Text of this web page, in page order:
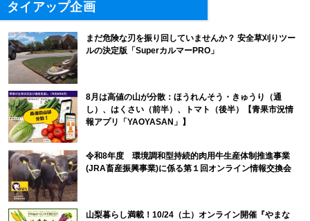
タイアップ企画
まだ危険な刃を振り回していませんか？ 安全草刈りツー
ルの決定版「SuperカルマーPRO」
8月は高値の山が分散：ほうれんそう・きゅうり（通
し）、はくさい（前半）、トマト（後半）【青果市況情
報アプリ「YAOYASAN」】
令和8年度 環境調和型持続的肉用牛生産体制推進事業
(JRA畜産振興事業)に係る第１回オンライン情報交換会
山梨暮らし満載！10/24（土）オンライン開催『やまな